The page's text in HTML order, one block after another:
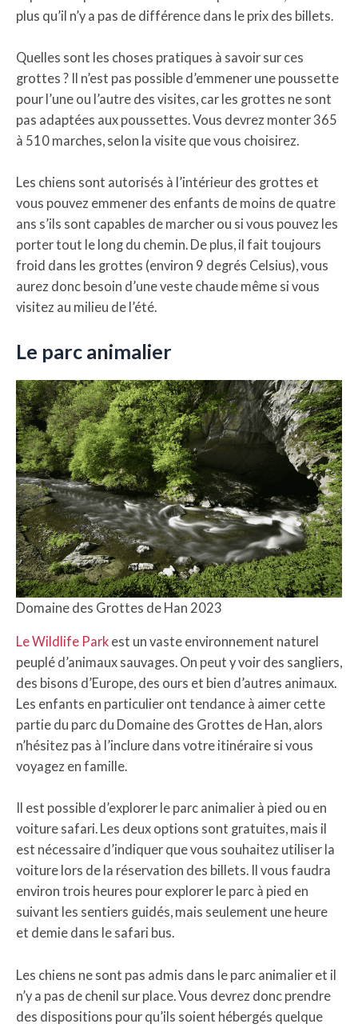
plus qu’il n’y a pas de différence dans le prix des billets.
Quelles sont les choses pratiques à savoir sur ces
grottes ? Il n’est pas possible d’emmener une poussette
pour l’une ou l’autre des visites, car les grottes ne sont
pas adaptées aux poussettes. Vous devrez monter 365
à 510 marches, selon la visite que vous choisirez.
Les chiens sont autorisés à l’intérieur des grottes et
vous pouvez emmener des enfants de moins de quatre
ans s’ils sont capables de marcher ou si vous pouvez les
porter tout le long du chemin. De plus, il fait toujours
froid dans les grottes (environ 9 degrés Celsius), vous
aurez donc besoin d’une veste chaude même si vous
visitez au milieu de l’été.
Le parc animalier
Domaine des Grottes de Han 2023
Le Wildlife Park est un vaste environnement naturel
peuplé d’animaux sauvages. On peut y voir des sangliers,
des bisons d’Europe, des ours et bien d’autres animaux.
Les enfants en particulier ont tendance à aimer cette
partie du parc du Domaine des Grottes de Han, alors
n’hésitez pas à l’inclure dans votre itinéraire si vous
voyagez en famille.
Il est possible d’explorer le parc animalier à pied ou en
voiture safari. Les deux options sont gratuites, mais il
est nécessaire d’indiquer que vous souhaitez utiliser la
voiture lors de la réservation des billets. Il vous faudra
environ trois heures pour explorer le parc à pied en
suivant les sentiers guidés, mais seulement une heure
et demie dans le safari bus.
Les chiens ne sont pas admis dans le parc animalier et il
n’y a pas de chenil sur place. Vous devrez donc prendre
des dispositions pour qu’ils soient hébergés quelque